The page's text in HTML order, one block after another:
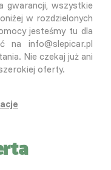
gwarancji, wszystkie
w rozdzielonych
jesteśmy tu dla
na info@slepicar.pl
Nie czekaj już ani
oferty.